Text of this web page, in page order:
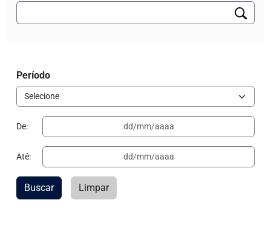
Período
De:
Até:
Buscar Limpar